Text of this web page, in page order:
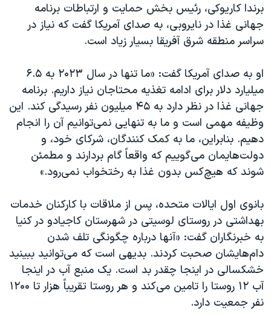
برندا کاریوکی، رئیس بخش حمایت و ارتباطات برنامه
جهانی غذا در نایروبی، به صدای آمریکا گفت که نیاز در
سراسر منطقه شرق آفریقا بسیار زیاد است.
او به صدای آمریکا گفت: «ما تنها در سال ۲۰۲۳ به ۶.۵
میلیارد دلار برای ادامه تغذیه محتاجان نیاز داریم. برنامه
جهانی غذا در نظر دارد به ۴۵ میلیون نفر رسیدگی کند. این
وظیفه مهمی است و ما به تنهایی نمی‌توانیم آن را انجام
دهیم. بنابراین، ما به کمک کنندگان، شرکای خود، و
دولت‌هایمان می‌گوییم که واقعاً گام بردارند و مطمئن
شوند که هیچ‌کس بدون غذا به رختخواب نمی‌رود.»
بانوی اول ایالات متحده، پس از ملاقات با کارکنان خدمات
بهداشتی در روستای لوسیتی در شهرستان کاجیادو در کنیا
به خبرنگاران گفت: «آنها درباره چگونگی تلف شدن
دام‌هایشان صحبت کردند. بدیهی است که می‌توانید ببینید
خشکسالی در اینجا چقدر بد است. یک منبع آب در اینجا
آب ۱۲ روستا را تامین می‌کند و هر روستا تقریباً هزار تا ۱۲۰۰
نفر جمعیت دارد.